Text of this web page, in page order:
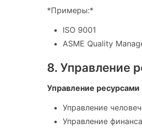
*Примеры:*
ISO 9001
ASME Quality
8. Управление
Управление ресурсами
Управление
Управление